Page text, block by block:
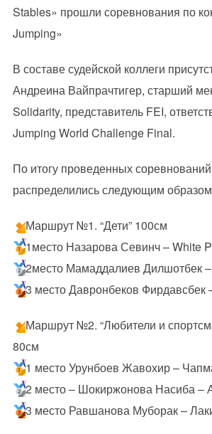
Stables» прошли соревнования по
Jumping»
В составе судейской коллеги
Андреина Вайпрачтигер, старший
Solidarity, представитель FEI,
Jumping World Challenge Final.
По итогу проведенных
распределились следующим
Маршрут №1. “Дети” 100см
1место Назарова Севинч – White
2место Мамаддалиев Дилшотбек
3 место Давронбеков Фирдавсбек
Маршрут №2. “Любители и
80см
1 место Урунбоев Жавохир –
2 место – Шокиржонова Насиба –
3 место Равшанова Муборак –